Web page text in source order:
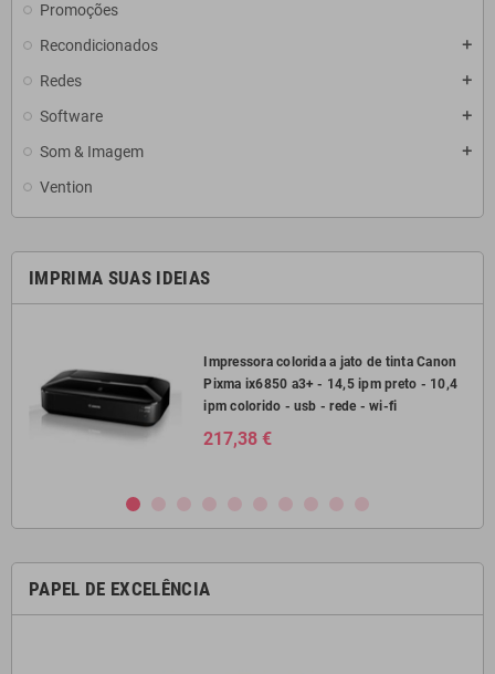
Promoções
Recondicionados
add
Redes add
Software add
Som & Imagem add
Vention
IMPRIMA SUAS IDEIAS
Impressora colorida a jato de tinta Canon
Pixma ix6850 a3+ - 14,5 ipm preto - 10,4
ipm colorido - usb - rede - wi-fi
217,38 €
PAPEL DE EXCELÊNCIA